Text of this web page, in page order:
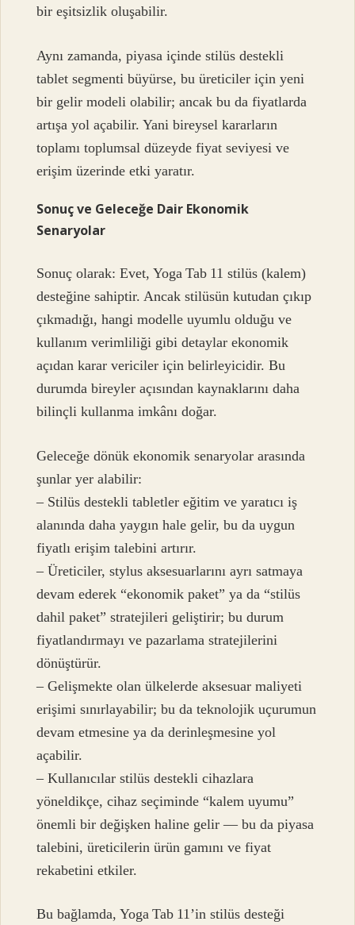
bir eşitsizlik oluşabilir.
Aynı zamanda, piyasa içinde stilüs destekli
tablet segmenti büyürse, bu üreticiler için yeni
bir gelir modeli olabilir; ancak bu da fiyatlarda
artışa yol açabilir. Yani bireysel kararların
toplamı toplumsal düzeyde fiyat seviyesi ve
erişim üzerinde etki yaratır.
Sonuç ve Geleceğe Dair Ekonomik
Senaryolar
Sonuç olarak: Evet, Yoga Tab 11 stilüs (kalem)
desteğine sahiptir. Ancak stilüsün kutudan çıkıp
çıkmadığı, hangi modelle uyumlu olduğu ve
kullanım verimliliği gibi detaylar ekonomik
açıdan karar vericiler için belirleyicidir. Bu
durumda bireyler açısından kaynaklarını daha
bilinçli kullanma imkânı doğar.
Geleceğe dönük ekonomik senaryolar arasında
şunlar yer alabilir:
– Stilüs destekli tabletler eğitim ve yaratıcı iş
alanında daha yaygın hale gelir, bu da uygun
fiyatlı erişim talebini artırır.
– Üreticiler, stylus aksesuarlarını ayrı satmaya
devam ederek “ekonomik paket” ya da “stilüs
dahil paket” stratejileri geliştirir; bu durum
fiyatlandırmayı ve pazarlama stratejilerini
dönüştürür.
– Gelişmekte olan ülkelerde aksesuar maliyeti
erişimi sınırlayabilir; bu da teknolojik uçurumun
devam etmesine ya da derinleşmesine yol
açabilir.
– Kullanıcılar stilüs destekli cihazlara
yöneldikçe, cihaz seçiminde “kalem uyumu”
önemli bir değişken haline gelir — bu da piyasa
talebini, üreticilerin ürün gamını ve fiyat
rekabetini etkiler.
Bu bağlamda, Yoga Tab 11’in stilüs desteği